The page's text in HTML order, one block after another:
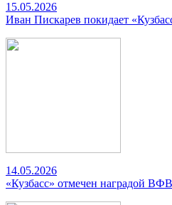
15.05.2026
Иван Пискарев покидает
14.05.2026
«Кузбасс» отмечен наградой